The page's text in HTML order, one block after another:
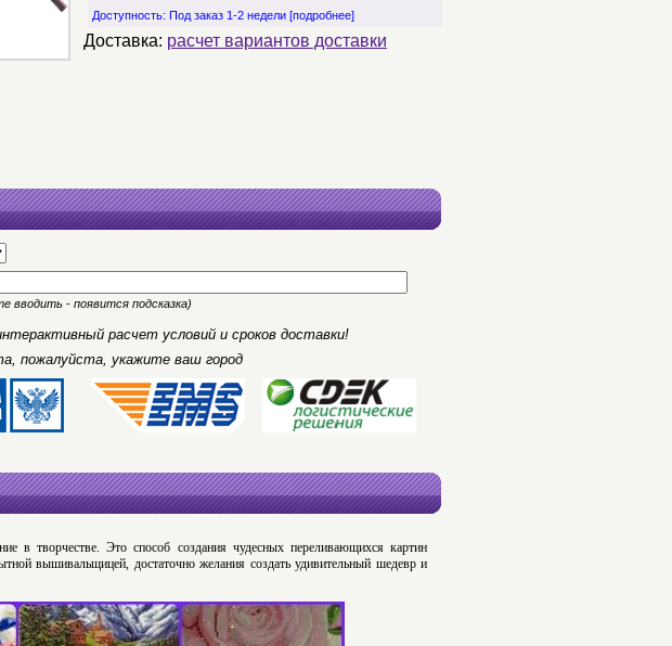
Доступность: Под заказ 1-2 недели [подробнее]
Доставка: расчет вариантов доставки
вводить - появится подсказка)
расчет условий и сроков доставки!
пожалуйста, укажите ваш город
в творчестве. Это способ создания чудесных переливающихся картин
вышивальщицей, достаточно желания создать удивительный шедевр и